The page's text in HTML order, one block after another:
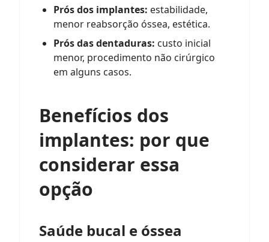
Prós dos implantes: estabilidade,
menor reabsorção óssea, estética.
Prós das dentaduras: custo inicial
menor, procedimento não cirúrgico
em alguns casos.
Benefícios dos
implantes: por que
considerar essa
opção
Saúde bucal e óssea